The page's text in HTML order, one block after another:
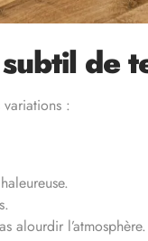
de
:
alourdir l’atmosphère.